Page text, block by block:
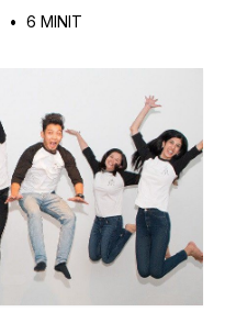
• 6 MINIT